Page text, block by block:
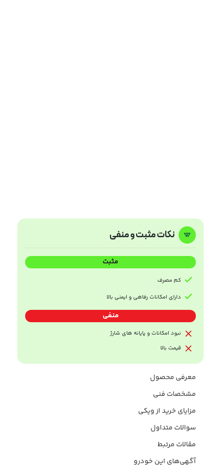
نکات مثبت و منفی
مثبت
کم مصرف
دارای امکانات رفاهی و ایمنی بالا
منفی
نبود امکانات و پایانه های شارژ
قیمت بالا
معرفی محصول
مشخصات فنی
مزایای خرید از ویکی
سوالات متداول
مقالات مرتبط
آگهی‌های این خودرو